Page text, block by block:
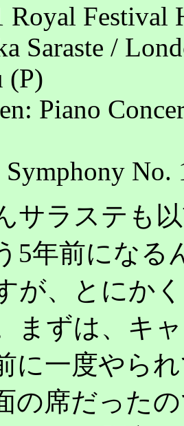
Royal Festival
Saraste /
(P)
Piano
Symphony No.
サラステも
5年前になる
が、とにか
まずは、キ
に一度やら
の席だった